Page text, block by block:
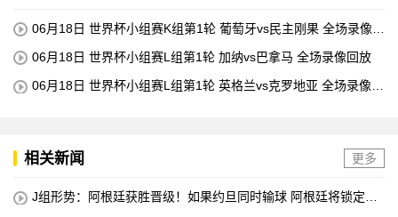
06月18日 世界杯小组赛K组第1轮 葡萄牙vs民主刚果 全场录像回
06月18日 世界杯小组赛L组第1轮 加纳vs巴拿马 全场录像回放
06月18日 世界杯小组赛L组第1轮 英格兰vs克罗地亚 全场录像回
相关新闻 更多
J组形势：阿根廷获胜晋级！如果约旦同时输球 阿根廷将锁定榜